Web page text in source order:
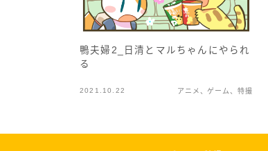
鴨夫婦2_日清とマルちゃんにやられ
る
2021.10.22 アニメ、ゲーム、特撮